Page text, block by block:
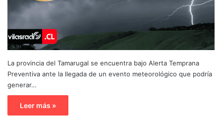
La provincia del Tamarugal se encuentra bajo Alerta Temprana
Preventiva ante la llegada de un evento meteorológico que podría
generar…
Leer más »